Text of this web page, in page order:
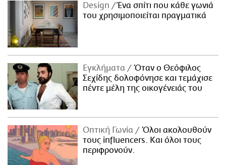
Design
Ένα σπίτι που κάθε γωνιά
του χρησιμοποιείται πραγματικά
Εγκλήματα
Όταν ο Θεόφιλος
Σεχίδης δολοφόνησε και τεμάχισε
πέντε μέλη της οικογένειάς του
Οπτική Γωνία
Όλοι ακολουθούν
τους influencers. Και όλοι τους
περιφρονούν.